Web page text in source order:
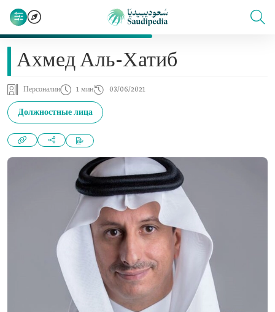
Ахмед Аль-Хатиб
Персоналии 1 мин 03/06/2021
Должностные лица